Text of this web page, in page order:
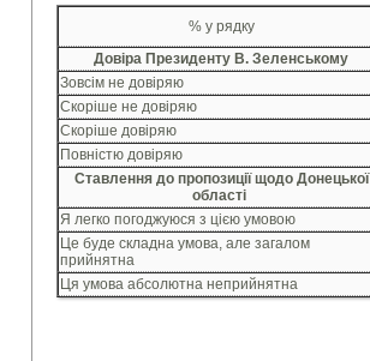
% у рядку
Довіра Президенту В. Зеленському
Зовсім не довіряю
Скоріше не довіряю
Скоріше довіряю
Повністю довіряю
Ставлення до пропозиції щодо Донецької
області
Я легко погоджуюся з цією умовою
Це буде складна умова, але загалом
прийнятна
Ця умова абсолютна неприйнятна